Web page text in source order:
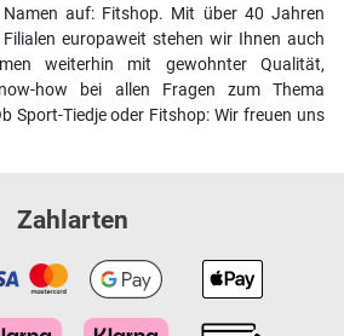
auf: Fitshop. Mit über 40 Jahren
europaweit stehen wir Ihnen auch
weiterhin mit gewohnter Qualität,
how bei allen Fragen zum Thema
Sport-Tiedje oder Fitshop: Wir freuen uns
Zahlarten